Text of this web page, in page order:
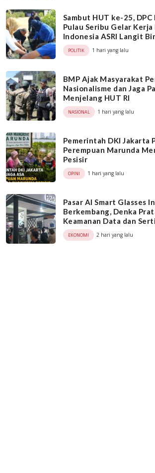
Sambut HUT ke-25,
Pulau Seribu Gelar
Indonesia ASRI Langit
POLITIK 1 hari yang lalu
BMP Ajak Masyarakat
Nasionalisme dan Jaga
Menjelang HUT RI
NASIONAL 1 hari yang lalu
Pemerintah DKI Jakarta
Perempuan Marunda
Pesisir
OPINI 1 hari yang lalu
Pasar AI Smart Glasses
Berkembang, Denka
Keamanan Data dan
EKONOMI 2 hari yang lalu